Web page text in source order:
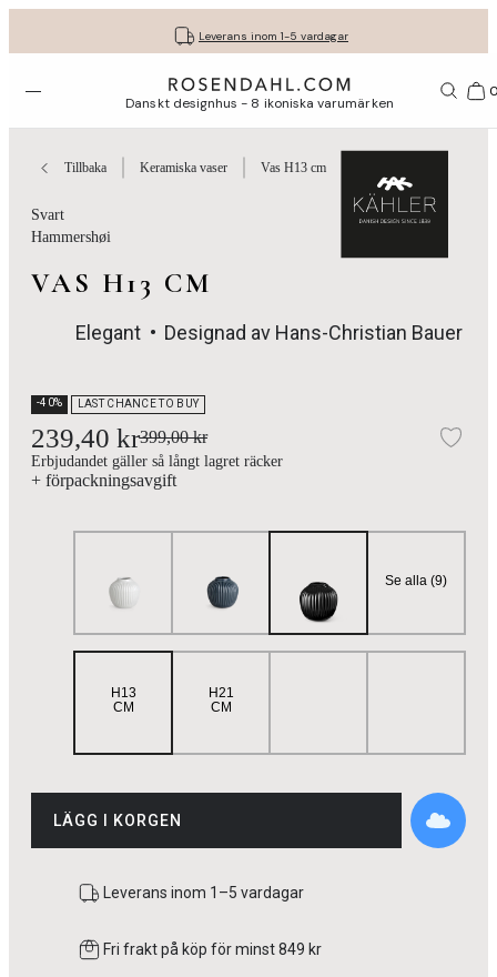
Leverans inom 1-5 vardagar
Fri frakt på köp för minst 849 kr.
30 dagars fri retur med GLS
Få dina presenter fint inslagna
Öppna menyn Danskt designhus - 8 ikoniska varumärken
Tillbaka Keramiska vaser Vas H13 cm
Svart
Hammershøi
VAS H13 CM
Elegant Designad av Hans-Christian Bauer
-40% LAST CHANCE TO BUY
239,40 kr399,00 kr
Erbjudandet gäller så långt lagret räcker
+ förpackningsavgift
Se alla (9)
H13
CM
H21
CM
LÄGG I KORGEN
Leverans inom 1–5 vardagar
Fri frakt på köp för minst 849 kr